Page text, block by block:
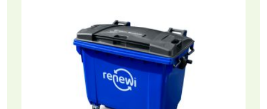
verschillende formaten, van 240 liter tot 2500 liter, en
bieden een efficiënte oplossing voor elk bedrijf, ongeacht
de grootte. Door je restafval apart in te zamelen en aan
Renewi toe te vertrouwen, maak je een duurzamere
keuze. Twijfel je over het soort afval of het formaat van de
vrijblijvend advies